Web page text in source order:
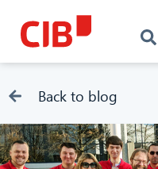
Back to blog